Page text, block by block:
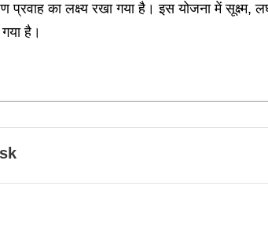
का लक्ष्य रखा गया है। इस योजना में सूक्ष्म, लघु
है।